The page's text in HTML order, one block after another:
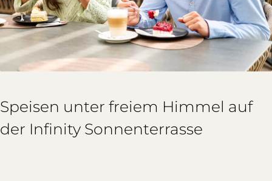
Speisen unter freiem Himmel auf
der Infinity Sonnenterrasse